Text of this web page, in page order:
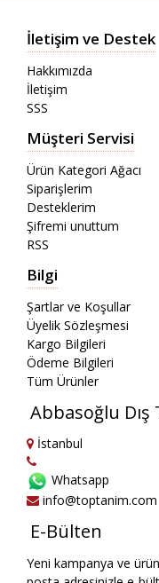
İletişim ve Destek
Hakkımızda
İletişim
SSS
Müşteri Servisi
Ürün Kategori Ağacı
Siparişlerim
Desteklerim
Şifremi unuttum
RSS
Bilgi
Şartlar ve Koşullar
Üyelik Sözleşmesi
Kargo Bilgileri
Ödeme Bilgileri
Tüm Ürünler
Abbasoğlu Dış
İstanbul
Whatsapp
info@toptanim.com
E-Bülten
Yeni kampanya ve